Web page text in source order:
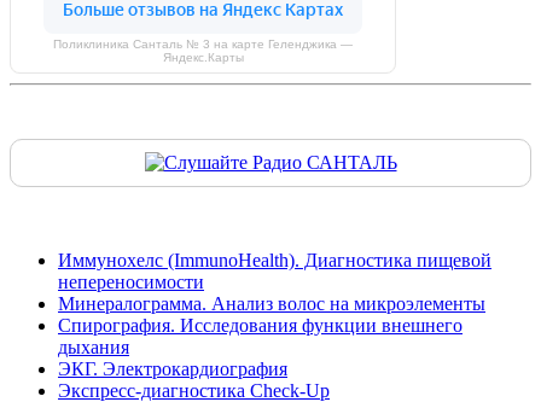
Поликлиника Санталь № 3 на карте Геленджика —
Яндекс.Карты
Иммунохелс (ImmunoHealth). Диагностика пищевой
непереносимости
Минералограмма. Анализ волос на микроэлементы
Спирография. Исследования функции внешнего
дыхания
ЭКГ. Электрокардиография
Экспресс-диагностика Check-Up